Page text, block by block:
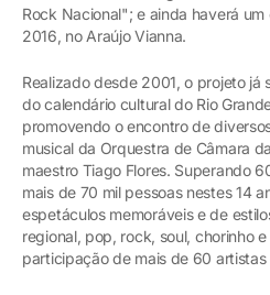
Rock Nacional"; e ainda haverá
2016, no Araújo Vianna.
Realizado desde 2001, o projeto
do calendário cultural do Rio
promovendo o encontro de
musical da Orquestra de Câmara
maestro Tiago Flores. Superando
mais de 70 mil pessoas nestes 14
espetáculos memoráveis e de
regional, pop, rock, soul, chorinho
participação de mais de 60